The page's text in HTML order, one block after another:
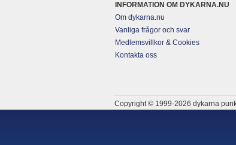
INFORMATION OM DYKARNA.NU
Om dykarna.nu
Vanliga frågor och svar
Medlemsvillkor & Cookies
Kontakta oss
Copyright © 1999-2026 dykarna